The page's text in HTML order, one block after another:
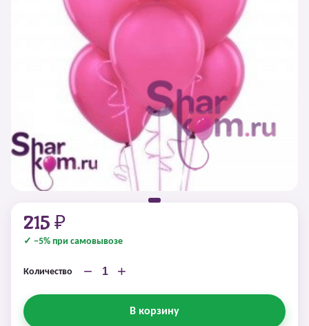
215 ₽
✓ −5% при самовывозе
Количество − +
В корзину